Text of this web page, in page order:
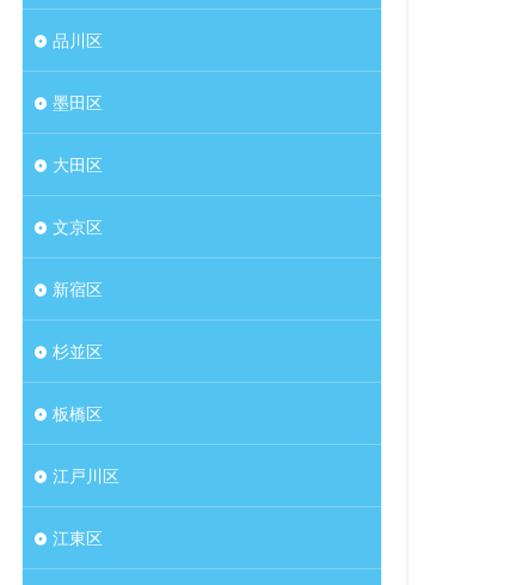
品川区
墨田区
大田区
文京区
新宿区
杉並区
板橋区
江戸川区
江東区